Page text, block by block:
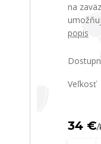
na
popis
Veľkosť
34 €/